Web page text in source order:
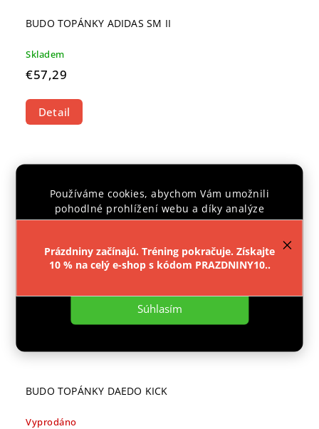
Používáme cookies, abychom Vám umožnili
pohodlné prohlížení webu a díky analýze
provozu webu neustále zlepšovali jeho funkce,
Nastavenie
Súhlasím
Prázdniny začínajú. Tréning pokračuje. Získajte
10 % na celý e-shop s kódom PRAZDNINY10..
BUDO TOPÁNKY ADIDAS SM II
Skladem
€57,29
Detail
BUDO TOPÁNKY DAEDO KICK
Vyprodáno